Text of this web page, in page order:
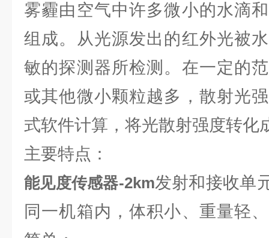
雾霾由空气中许多微小的水滴
组成。从光源发出的红外光被
敏的探测器所检测。在一定的
或其他微小颗粒越多，散射光
式软件计算，将光散射强度转化
主要特点：
能见度传感器-2km发射和接收单
同一机箱内，体积小、重量轻